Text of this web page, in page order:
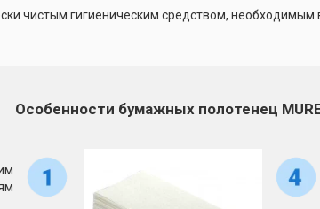
чистым гигиеническим средством, необходимым
Особенности бумажных полотенец